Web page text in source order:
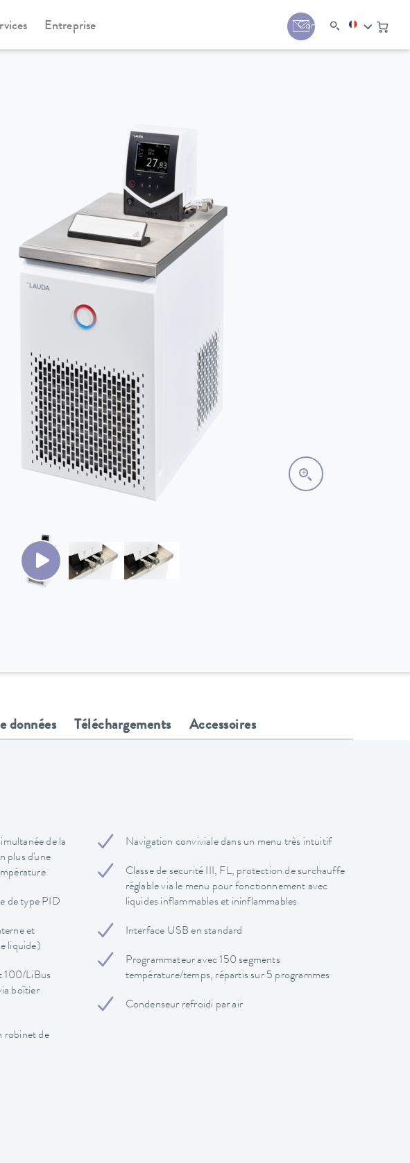
Entreprise Contact
données Téléchargements Accessoires
de la
plus d'une
de type PID
et
liquide)
100/LiBus
boîtier
robinet de
Navigation conviviale dans un menu très intuitif
Classe de securité III, FL, protection de surchauffe
réglable via le menu pour fonctionnement avec
liquides inflammables et ininflammables
Interface USB en standard
Programmateur avec 150 segments
température/temps, répartis sur 5 programmes
Condenseur refroidi par air